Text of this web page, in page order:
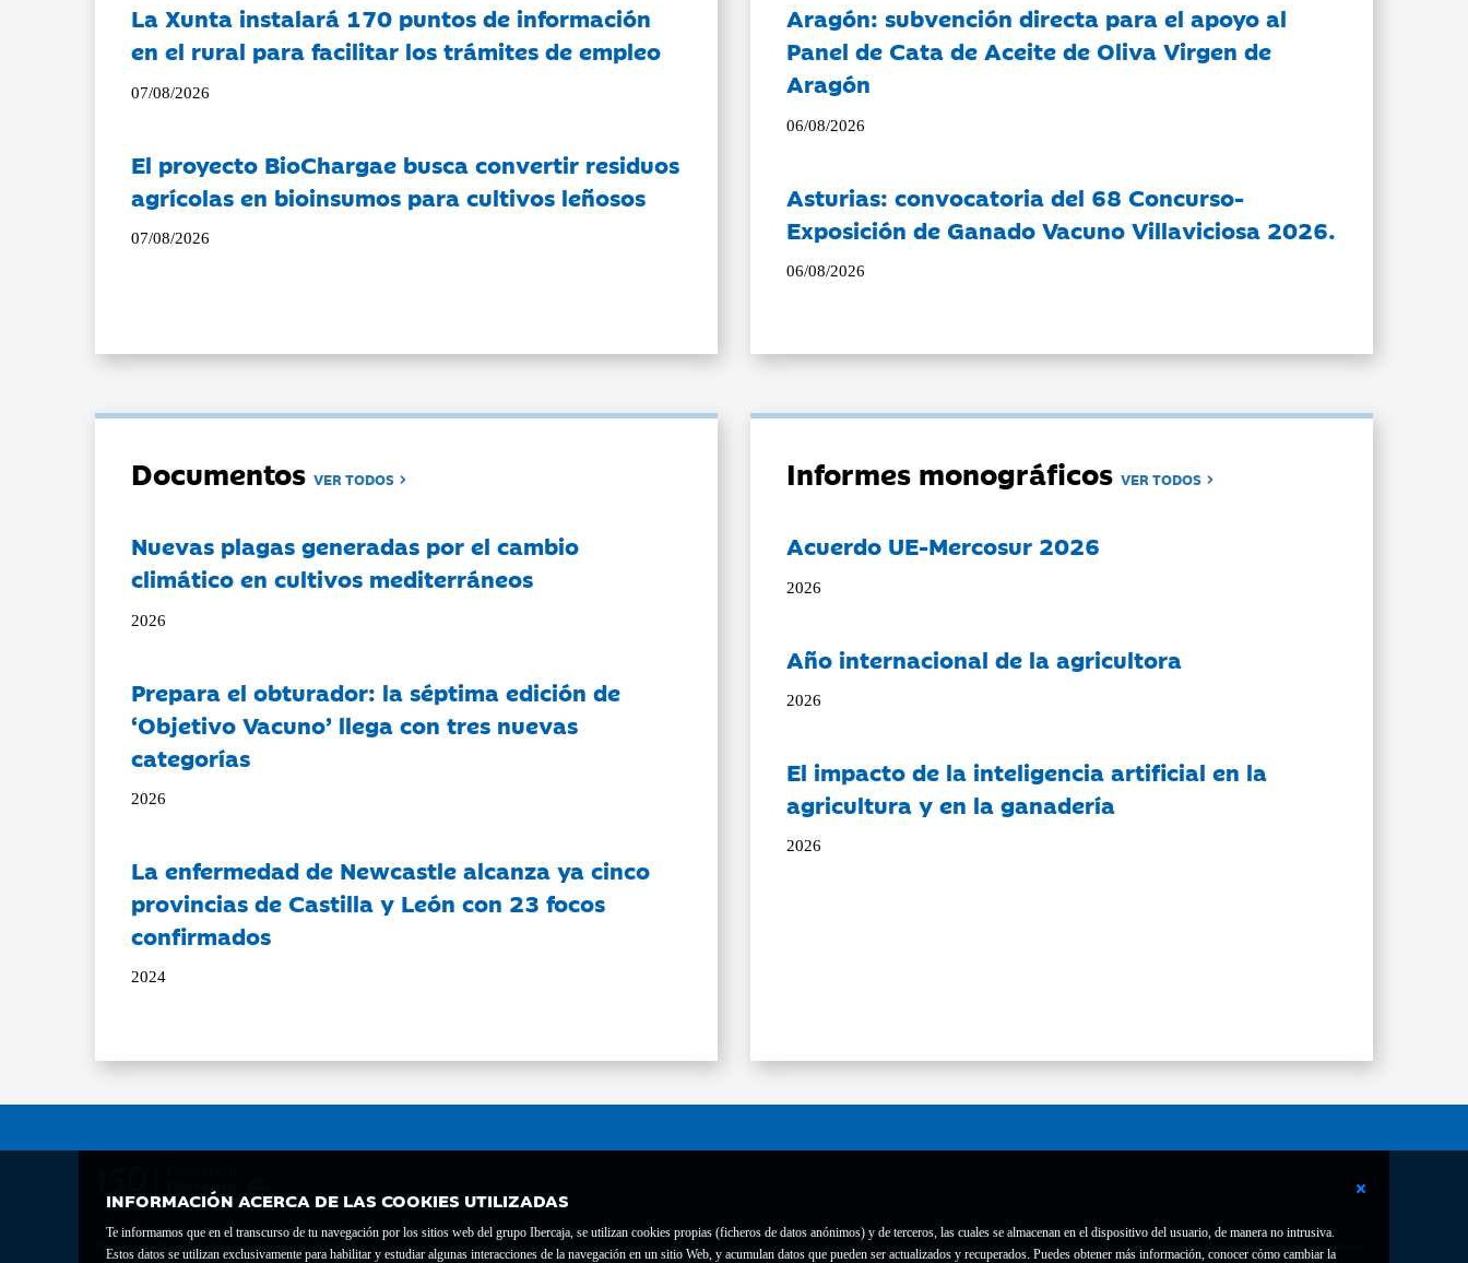
INFORMACIÓN ACERCA DE LAS COOKIES UTILIZADAS
Te informamos que en el transcurso de tu navegación por los sitios web del grupo Ibercaja, se utilizan cookies propias (ficheros de datos anónimos) y de terceros, las cuales se almacenan en el dispositivo del usuario, de manera no intrusiva.
Estos datos se utilizan exclusivamente para habilitar y estudiar algunas interacciones de la navegación en un sitio Web, y acumulan datos que pueden ser actualizados y recuperados. Puedes obtener más información, conocer cómo cambiar la
La Xunta instalará 170 puntos de información
en el rural para facilitar los trámites de empleo
07/08/2026
El proyecto BioChargae busca convertir residuos
agrícolas en bioinsumos para cultivos leñosos
07/08/2026
Aragón: subvención directa para el apoyo al
Panel de Cata de Aceite de Oliva Virgen de
Aragón
06/08/2026
Asturias: convocatoria del 68 Concurso-
Exposición de Ganado Vacuno Villaviciosa 2026.
06/08/2026
DocumentosVER TODOS
Nuevas plagas generadas por el cambio
climático en cultivos mediterráneos
2026
Prepara el obturador: la séptima edición de
‘Objetivo Vacuno’ llega con tres nuevas
categorías
2026
La enfermedad de Newcastle alcanza ya cinco
provincias de Castilla y León con 23 focos
confirmados
2024
Informes monográficosVER TODOS
Acuerdo UE-Mercosur 2026
2026
Año internacional de la agricultora
2026
El impacto de la inteligencia artificial en la
agricultura y en la ganadería
2026
Fundación Bancaria Ibercaja C.I.F. G-50000652.
Contacto Declaración de accesibilidad